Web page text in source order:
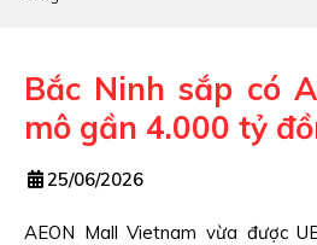
Bắc Ninh sắp có
mô gần 4.000 tỷ
25/06/2026
AEON Mall Vietnam vừa được